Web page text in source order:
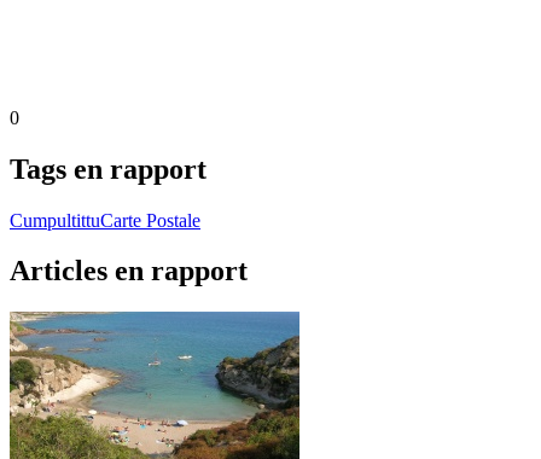
0
Tags en rapport
CumpultittuCarte Postale
Articles en rapport